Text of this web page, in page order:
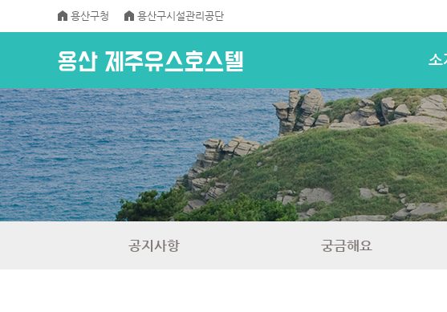
용산구청 용산구시설관리공단
소
공지사항 궁금해요